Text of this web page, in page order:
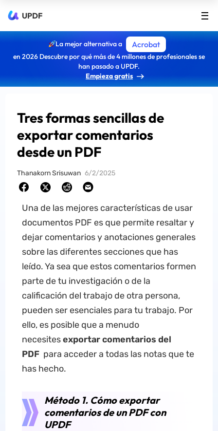
UPDF
La mejor alternativa a Acrobat
en 2026 Descubre por qué más de 4 millones de profesionales se
han pasado a UPDF.
Empieza gratis
Tres formas sencillas de
exportar comentarios
desde un PDF
Thanakorn Srisuwan 6/2/2025
Una de las mejores características de usar
documentos PDF es que permite resaltar y
dejar comentarios y anotaciones generales
sobre las diferentes secciones que has
leído. Ya sea que estos comentarios formen
parte de tu investigación o de la
calificación del trabajo de otra persona,
pueden ser esenciales para tu trabajo. Por
ello, es posible que a menudo
necesitesexportar comentarios del
PDFpara acceder a todas las notas que te
has hecho.
Método 1. Cómo exportar
comentarios de un PDF con
UPDF